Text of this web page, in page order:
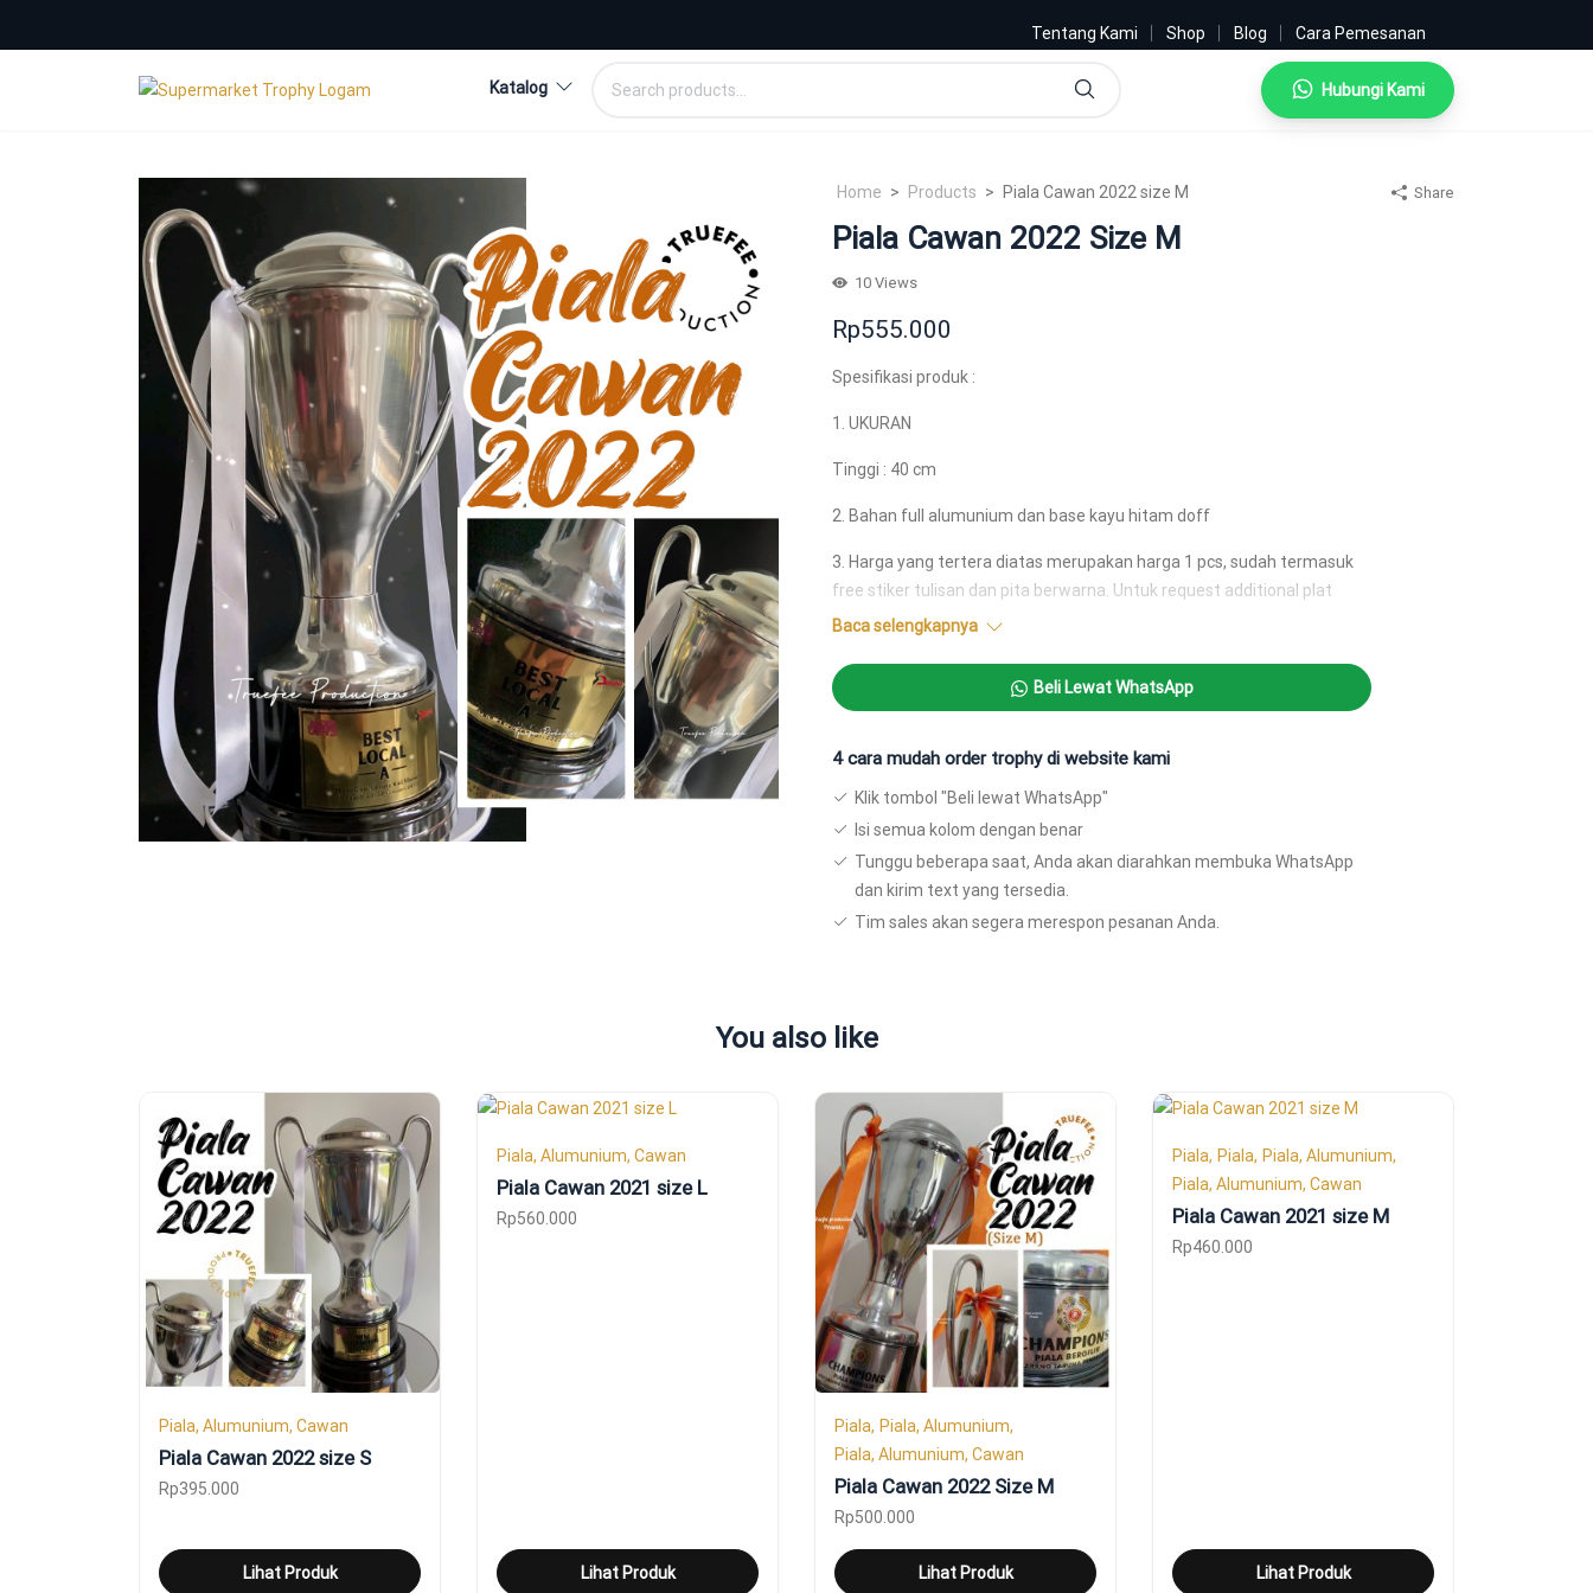
Tentang Kami Shop Blog Cara Pemesanan
Katalog
Piala Piala
piala bintang
Piala Bulat
Piala Plastik
Piala, Alumunium
Piala, Alumunium, Cawan
Piala, Kuningan
Piala, Kuningan, Cawan
Piala, PLA, Resin
Piala, Resin
Plakat Plakat Kayu
Plakat, Kayu
Plastik
Souvenir Souvenir Kuningan
Tanpa kategori
Search Hubungi Kami
Home > Products > Piala Cawan 2022 size M
Piala Cawan 2022 Size M
10 Views
Rp555.000
Spesifikasi produk :
1. UKURAN
Tinggi : 40 cm
2. Bahan full alumunium dan base kayu hitam doff
3. Harga yang tertera diatas merupakan harga 1 pcs, sudah termasuk
free stiker tulisan dan pita berwarna. Untuk request additional plat
kuningan dan custom lanyard akan dikenakan biaya tambahan.
4. Produk kami ada yang ready stock ada yang tidak. Estimasi
pembuatan berkisar antara 2-7 hari.
Plat kuningan: 55.ooo
Baca selengkapnya
Beli Lewat WhatsApp
4 cara mudah order trophy di website kami
Klik tombol "Beli lewat WhatsApp"
Isi semua kolom dengan benar
Tunggu beberapa saat, Anda akan diarahkan membuka WhatsApp
dan kirim text yang tersedia.
Tim sales akan segera merespon pesanan Anda.
Share
You also like
Piala, Alumunium, Cawan
Piala Cawan 2022 size S
Rp395.000
Lihat Produk
Piala, Alumunium, Cawan
Piala Cawan 2021 size L
Rp560.000
Lihat Produk
Piala
Piala, Alumunium
Piala, Alumunium, Cawan
Piala Cawan 2022 Size M
Rp500.000
Lihat Produk
Piala Piala Piala, Alumunium
Piala, Alumunium, Cawan
Piala Cawan 2021 size M
Rp460.000
Lihat Produk